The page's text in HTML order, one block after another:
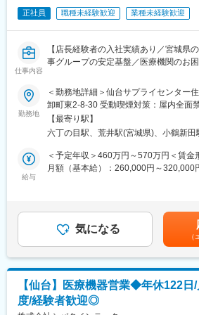
◆ライフイベントと両立して長く就業
【未経験安心の研修制度】
機法やGCPなどの関連法、CRC業務に
学びます。各単元毎に専属社員が講義
◆OJT研修(社後半年間）：導入研修で
し、応用力を身につけます。
アップを図っていきます。
法、遺伝子治療など）が最も多く、再
医薬品など大規模病院ならではのプロ
【キャリアパス】
◆約4～5年後にチームをまとめるチー
と、チームのプロジェクトの進進管理
ています。更に経験を積み管理職であ
正社員 職種未経験歓迎 業種未経験歓迎
仕事内容
【店長経験者の入社実績あり／宮城県
事グループの安定基盤／医療機関のお
■職務内容：
当社は、病院経営のパートナーとして
や医薬品の調達、物品管理や、医療材
行っております。
本ポジションでは、基本的には顧客と
場の後方支援に必要な業務に取り組ん
（1）病院内の物流管理（SPD）
・医療材料や医薬品の調達代行
└材料の仕分けや納品作業はパートさん
のため、パートさんの業務サポートや
勤務地
＜勤務地詳細＞仙台サプライセンター
卸町東2-8-30 受動喫煙対策：屋内全面
める事業所
【最寄り駅】
六丁の目駅、荒井駅(宮城県)、小鶴新田
給与
＜予定年収＞460万円～570万円＜賃金
月額（基本給）：260,000円～320,000
くまでも目安の金額であり、選考を通
ます。月給(月額)は固定手当を含めた
気になる
【仙台】医療機器営業◆年休122日
度/経験者歓迎◎